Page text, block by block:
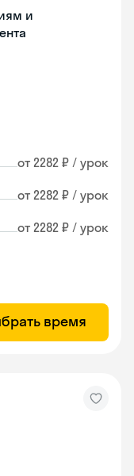
и
от 2282 ₽ / урок
от 2282 ₽ / урок
от 2282 ₽ / урок
время